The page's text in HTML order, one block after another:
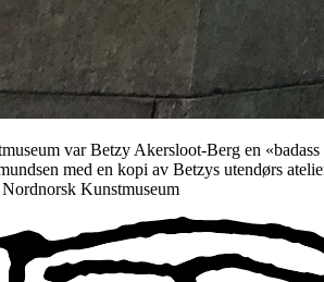
var Betzy Akersloot-Berg en
med en kopi av Betzys utendørs
Kunstmuseum